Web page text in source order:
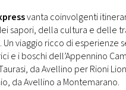
vanta coinvolgenti
sapori, della cultura e delle
Un viaggio ricco di esperienze
e i boschi dell’Appennino
da Avellino per Rioni
da Avellino a Montemarano.